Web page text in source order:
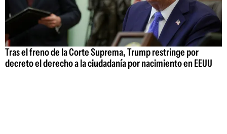
Tras el freno de la Corte Suprema, Trump restringe por
decreto el derecho a la ciudadanía por nacimiento en EEUU